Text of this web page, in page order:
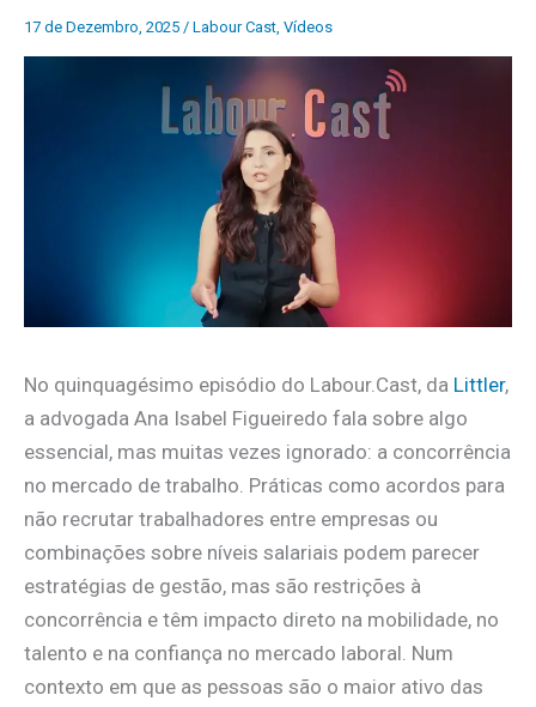
17 de Dezembro, 2025 / Labour Cast Vídeos
No quinquagésimo episódio do Labour.Cast, da Littler,
a advogada Ana Isabel Figueiredo fala sobre algo
essencial, mas muitas vezes ignorado: a concorrência
no mercado de trabalho. Práticas como acordos para
não recrutar trabalhadores entre empresas ou
combinações sobre níveis salariais podem parecer
estratégias de gestão, mas são restrições à
concorrência e têm impacto direto na mobilidade, no
talento e na confiança no mercado laboral. Num
contexto em que as pessoas são o maior ativo das